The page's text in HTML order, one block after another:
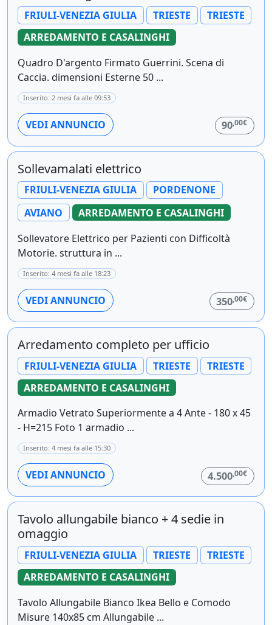
FRIULI-VENEZIA GIULIA TRIESTE
TRIESTE
ARREDAMENTO E CASALINGHI
Quadro D'argento Firmato Guerrini. Scena di
Caccia. dimensioni Esterne 50 ...
Inserito: 2 mesi fa alle 09:53
VEDI ANNUNCIO 90,00€
Sollevamalati elettrico
FRIULI-VENEZIA GIULIA
PORDENONE
AVIANO
ARREDAMENTO E CASALINGHI
Sollevatore Elettrico per Pazienti con Difficoltà
Motorie. struttura in ...
Inserito: 4 mesi fa alle 18:23
VEDI ANNUNCIO 350,00€
Arredamento completo per ufficio
FRIULI-VENEZIA GIULIA TRIESTE
TRIESTE
ARREDAMENTO E CASALINGHI
Armadio Vetrato Superiormente a 4 Ante - 180 x 45
- H=215 Foto 1 armadio ...
Inserito: 4 mesi fa alle 15:30
VEDI ANNUNCIO 4.500,00€
Tavolo allungabile bianco + 4 sedie in
omaggio
FRIULI-VENEZIA GIULIA TRIESTE
TRIESTE
ARREDAMENTO E CASALINGHI
Tavolo Allungabile Bianco Ikea Bello e Comodo
Misure 140x85 cm Allungabile ...